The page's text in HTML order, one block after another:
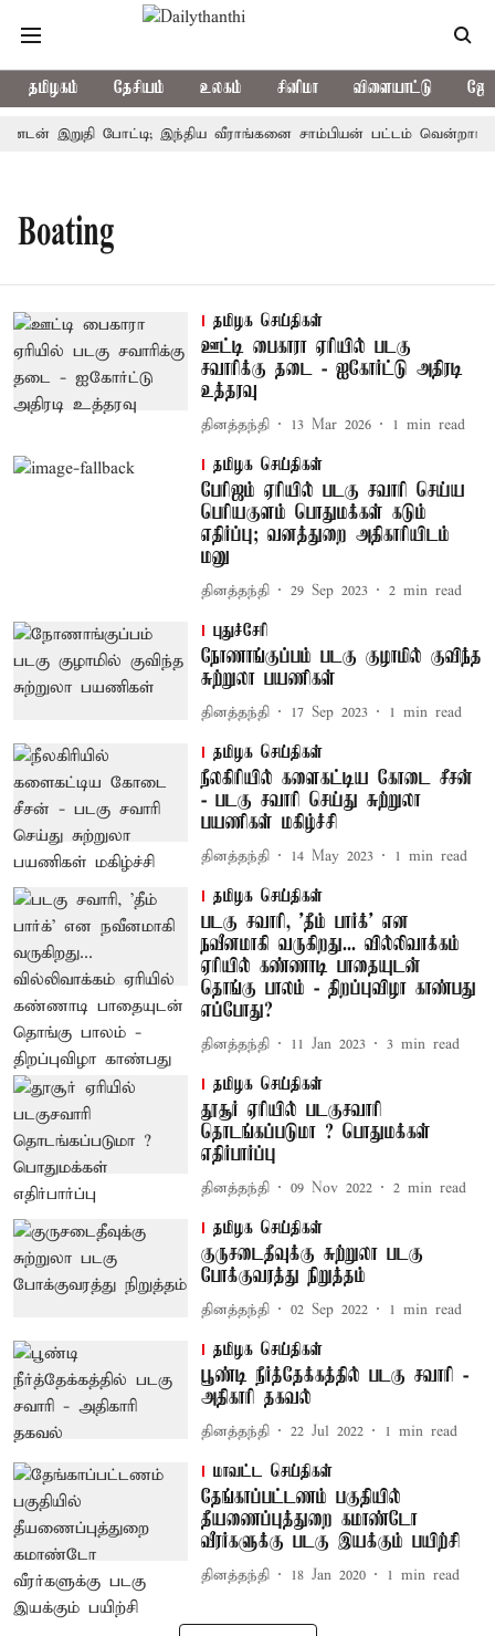
தமிழகம் தேசியம் உலகம் சினிமா விளையாட்டு
இறுதி போட்டி; இந்திய வீராங்கனை சாம்பியன் பட்டம் வென்றார்
Boating
தமிழக செய்திகள்
ஊட்டி பைகாரா ஏரியில் படகு
சவாரிக்கு தடை - ஐகோர்ட்டு அதிரடி
உத்தரவு
தினத்தந்தி 13 Mar 2026 1 min read
தமிழக செய்திகள்
பேரிஜம் ஏரியில் படகு சவாரி செய்ய
பெரியகுளம் பொதுமக்கள் கடும்
எதிர்ப்பு; வனத்துறை அதிகாரியிடம்
மனு
தினத்தந்தி 29 Sep 2023 2 min read
புதுச்சேரி
நோணாங்குப்பம் படகு குழாமில் குவிந்த
சுற்றுலா பயணிகள்
தினத்தந்தி 17 Sep 2023 1 min read
தமிழக செய்திகள்
நீலகிரியில் களைகட்டிய கோடை சீசன்
- படகு சவாரி செய்து சுற்றுலா
பயணிகள் மகிழ்ச்சி
தினத்தந்தி 14 May 2023 1 min read
தமிழக செய்திகள்
படகு சவாரி, 'தீம் பார்க்' என
நவீனமாகி வருகிறது... வில்லிவாக்கம்
ஏரியில் கண்ணாடி பாதையுடன்
தொங்கு பாலம் - திறப்புவிழா காண்பது
எப்போது?
தினத்தந்தி 11 Jan 2023 3 min read
தமிழக செய்திகள்
தூசூர் ஏரியில் படகுசவாரி
தொடங்கப்படுமா ? பொதுமக்கள்
எதிர்பார்ப்பு
தினத்தந்தி 09 Nov 2022 2 min read
தமிழக செய்திகள்
குருசடைதீவுக்கு சுற்றுலா படகு
போக்குவரத்து நிறுத்தம்
தினத்தந்தி 02 Sep 2022 1 min read
தமிழக செய்திகள்
பூண்டி நீர்த்தேக்கத்தில் படகு சவாரி -
அதிகாரி தகவல்
தினத்தந்தி 22 Jul 2022 1 min read
மாவட்ட செய்திகள்
தேங்காப்பட்டணம் பகுதியில்
தீயணைப்புத்துறை கமாண்டோ
வீரர்களுக்கு படகு இயக்கும் பயிற்சி
தினத்தந்தி 18 Jan 2020 1 min read